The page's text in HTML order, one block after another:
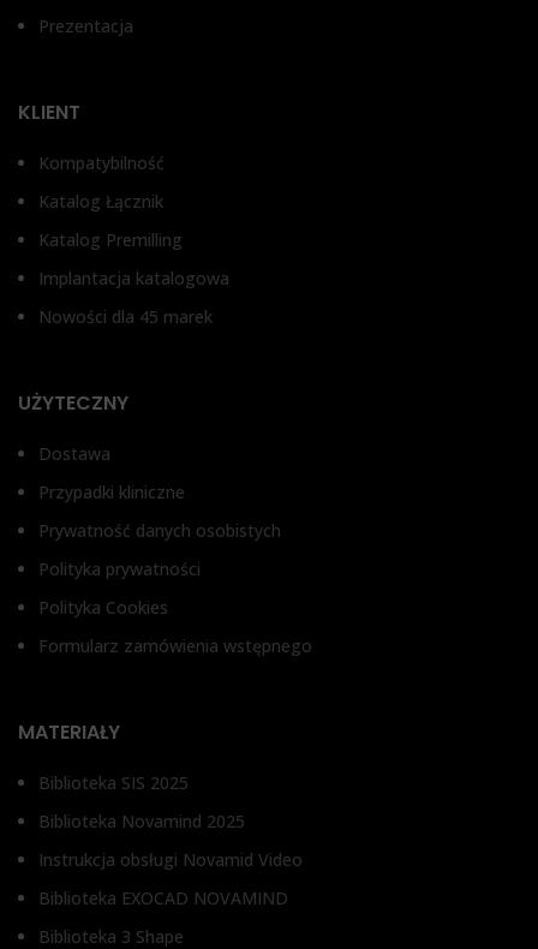
STRAUMANN POZIOM
Prezentacja
KLIENT
Kompatybilność
Katalog Łącznik
Katalog Premilling
Implantacja katalogowa
Nowości dla 45 marek
UŻYTECZNY
Dostawa
Przypadki kliniczne
Prywatność danych osobistych
Polityka prywatności
Polityka Cookies
Formularz zamówienia wstępnego
MATERIAŁY
Biblioteka SIS 2025
Biblioteka Novamind 2025
Instrukcja obsługi Novamid Video
Biblioteka EXOCAD NOVAMIND
Biblioteka 3 Shape